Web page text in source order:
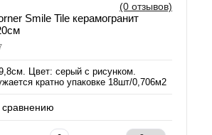
(0 отзывов)
Smile Tile керамогранит
Цвет: серый с рисунком.
кратно упаковке 18шт/0,706м2
сравнению